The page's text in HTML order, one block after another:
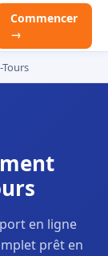
Commencer
→
Tours
en ligne
prêt en